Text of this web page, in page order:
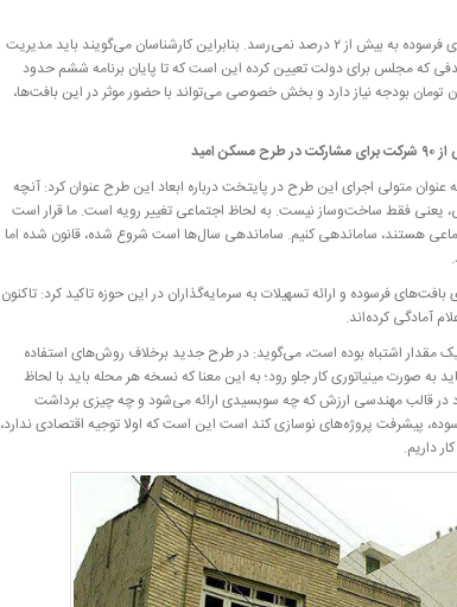
از طرفی کل زمین‌های دولتی و شهرداری‌ها در بافت‌های فرسوده به بیش از ۲ درصد نمی‌رسد. بنابراین کارشناسان می‌گویند باید مدیریت
که مجلس برای دولت تعیین کرده این است که تا پایان برنامه ششم حدود
ناکارآمد، نوسازی شود که ۱۲۳ تریلیون تومان بودجه نیاز دارد و بخش خصوصی می‌تواند با حضور موثر در این بافت‌ها،
امید
عنوان متولی اجرای این طرح در پایتخت درباره ابعاد این طرح عنوان کرد: آنچه
یعنی فقط ساخت‌وساز نیست. به لحاظ اجتماعی تغییر رویه است. ما قرار است
هستند، ساماندهی کنیم. ساماندهی سال‌ها است شروع شده، قانون شده اما
فرسوده و ارائه تسهیلات به سرمایه‌گذاران در این حوزه تاکید کرد: تاکنون
یک مقدار اشتباه بوده است، می‌گوید: در طرح جدید برخلاف روش‌های استفاده
صورت مینیاتوری کار جلو رود؛ به این معنا که نسخه هر محله باید با لحاظ
قالب مهندسی ارزش که چه سوبسیدی ارائه می‌شود و چه چیزی برداشت
پیشرفت پروژه‌های نوسازی کند است این است که اولا توجیه اقتصادی ندارد،
داریم.